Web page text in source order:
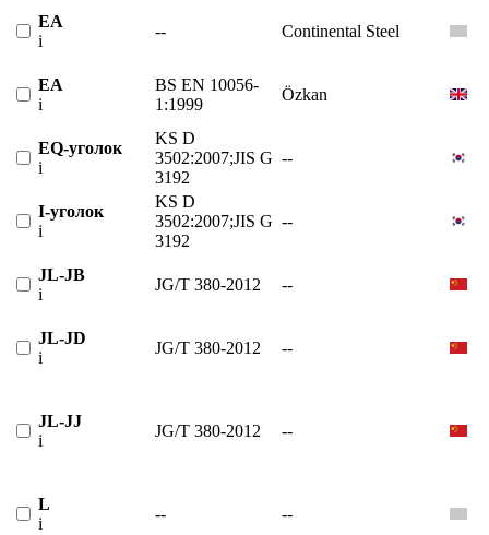
EA
i
-- Continental Steel
EA
i
BS EN 10056-
1:1999
Özkan
EQ-уголок
i
KS D
3502:2007;JIS G
3192
--
I-уголок
i
KS D
3502:2007;JIS G
3192
--
JL-JB
i
JG/T 380-2012 --
JL-JD
i
JG/T 380-2012 --
JL-JJ
i
JG/T 380-2012 --
L
i
-- --